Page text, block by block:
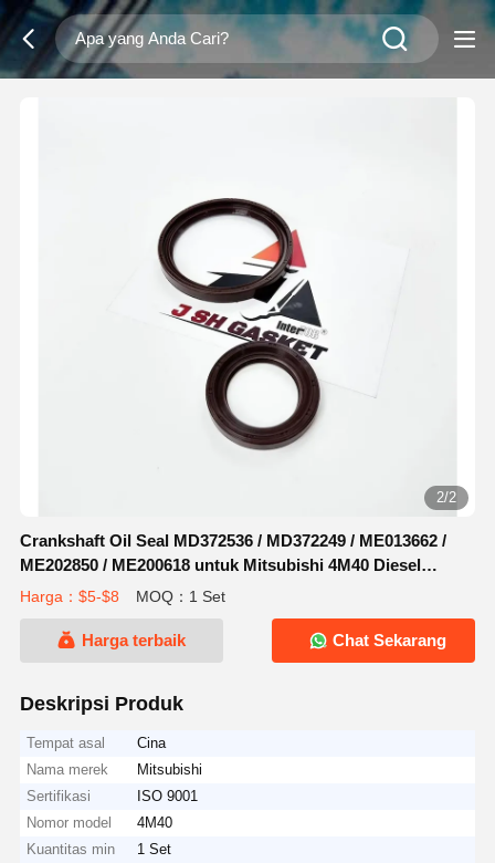
2/2
Crankshaft Oil Seal MD372536 / MD372249 / ME013662 /
ME202850 / ME200618 untuk Mitsubishi 4M40 Diesel
Engine Front/Rear Crankshaft Seal Replacement
Harga：$5-$8 MOQ：1 Set
Harga terbaik Chat Sekarang
Deskripsi Produk
Tempat asal
Cina
Nama merek
Mitsubishi
Sertifikasi
ISO 9001
Nomor model
4M40
Kuantitas min
1 Set